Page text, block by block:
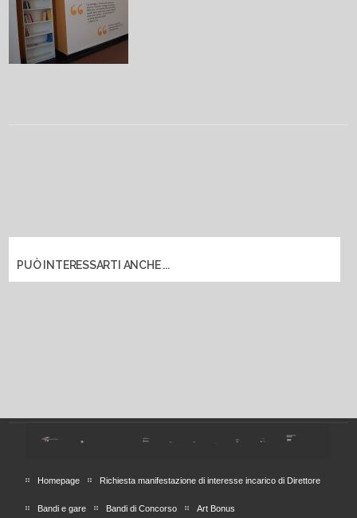
PUÒ INTERESSARTI ANCHE ...
Homepage Richiesta manifestazione di interesse incarico di Direttore
Bandi e gare Bandi di Concorso Art Bonus